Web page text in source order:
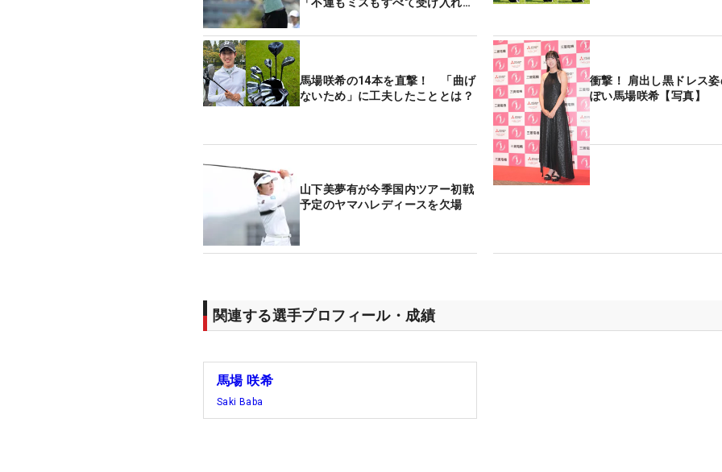
馬場咲希の14本を直撃！ 「曲げ
ないため」に工夫したこととは？
衝撃！ 肩出し黒ドレス
ぽい馬場咲希【写真】
山下美夢有が今季国内ツアー初戦
予定のヤマハレディースを欠場
関連する選手プロフィール・成績
馬場 咲希
Saki Baba